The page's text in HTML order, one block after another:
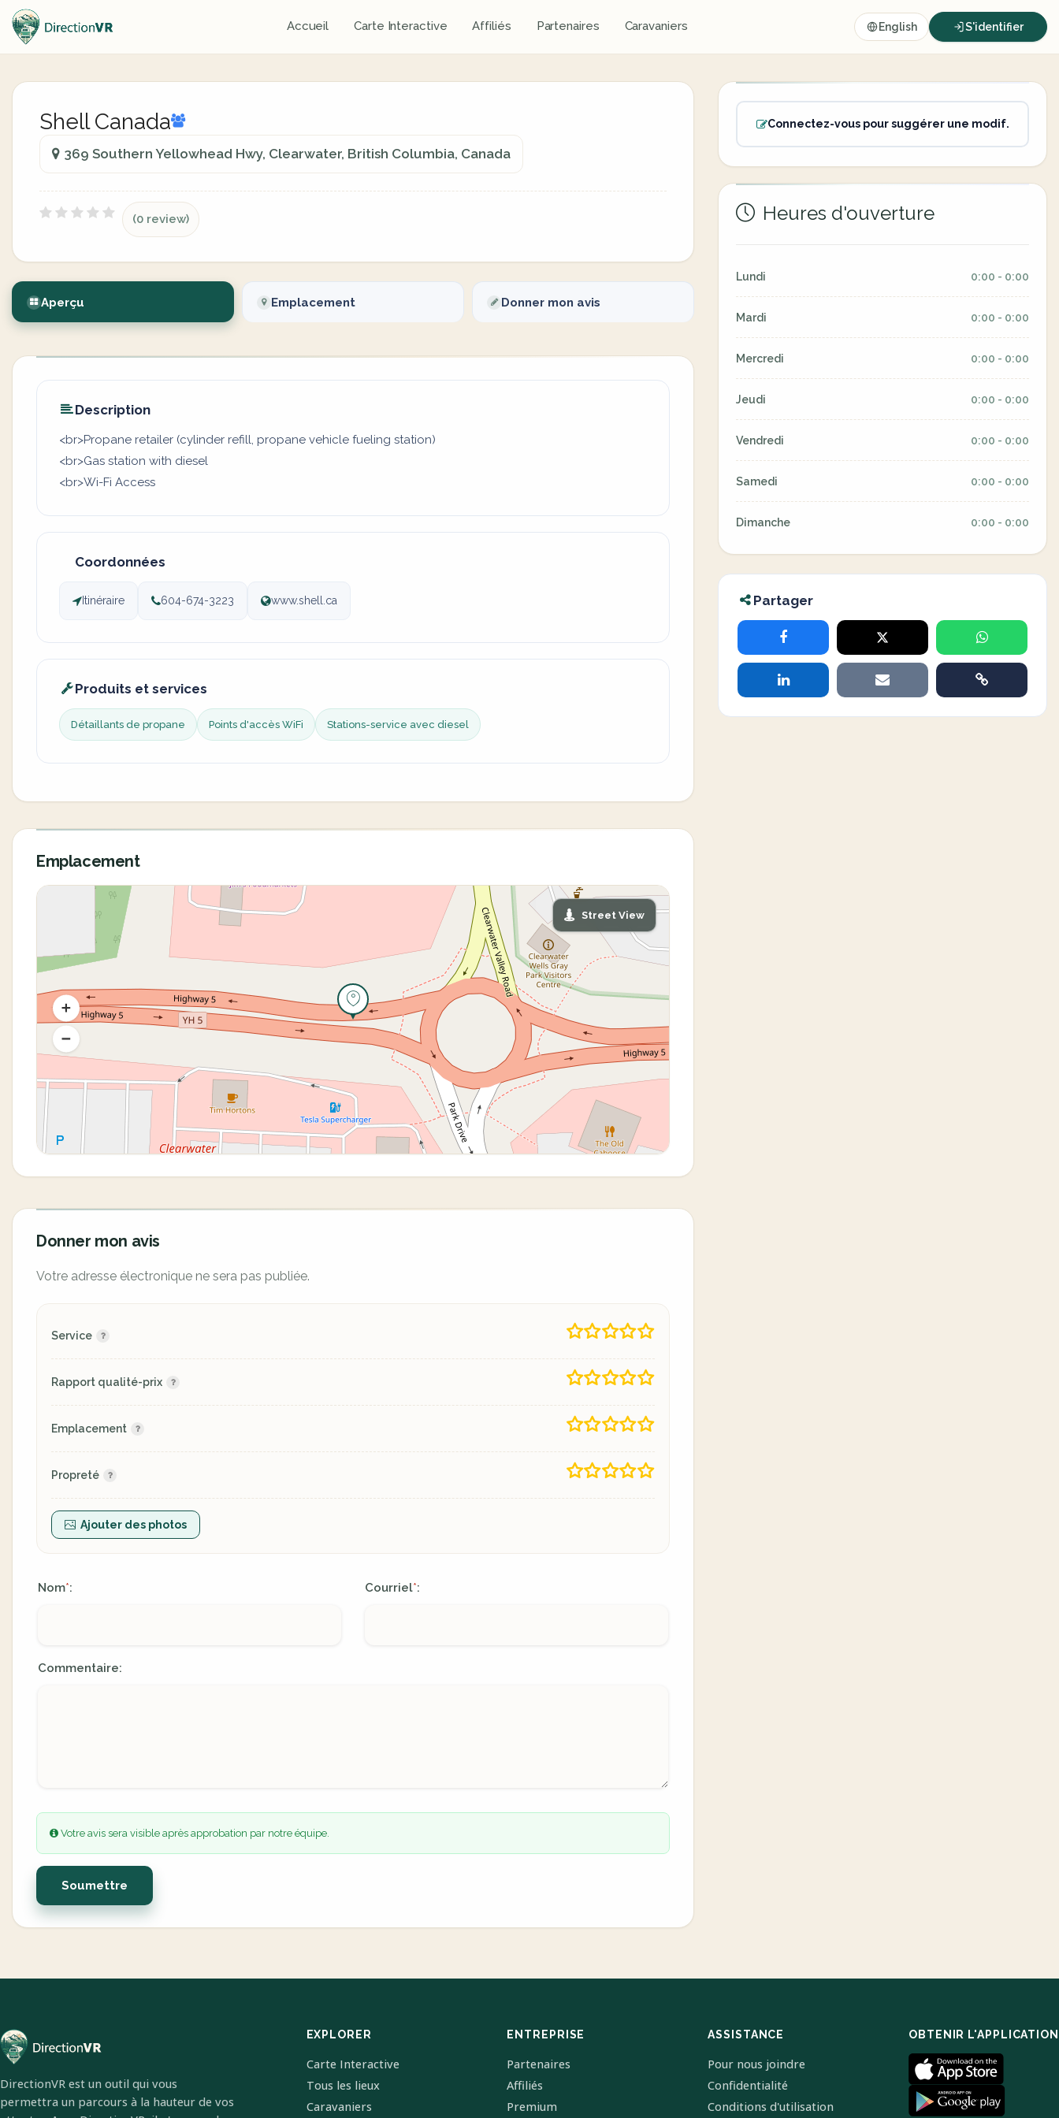
Accueil Carte Interactive Affiliés Partenaires Caravaniers English S'identifier
Shell Canada
369 Southern Yellowhead Hwy, Clearwater, British Columbia, Canada
(0 review)
Aperçu Emplacement Donner mon avis
Description
<br>Propane retailer (cylinder refill, propane vehicle fueling station)
<br>Gas station with diesel
<br>Wi-Fi Access
Coordonnées
Itinéraire 604-674-3223 www.shell.ca
Produits et services
Détaillants de propane Points d'accès WiFi Stations-service avec diesel
Emplacement
Street View
Donner mon avis
Votre adresse électronique ne sera pas publiée.
Service
Rapport qualité-prix
Emplacement
Propreté
Ajouter des photos
Nom*: Courriel*:
Commentaire:
Votre avis sera visible après approbation par notre équipe.
Soumettre
Connectez-vous pour suggérer une modif.
Heures d'ouverture
Lundi 0:00 - 0:00
Mardi 0:00 - 0:00
Mercredi 0:00 - 0:00
Jeudi 0:00 - 0:00
Vendredi 0:00 - 0:00
Samedi 0:00 - 0:00
Dimanche 0:00 - 0:00
Partager
DirectionVR est un outil qui vous
permettra un parcours à la hauteur de vos
EXPLORER
Carte Interactive
Tous les lieux
Caravaniers
ENTREPRISE
Partenaires
Affiliés
Premium
ASSISTANCE
Pour nous joindre
Confidentialité
Conditions d'utilisation
OBTENIR L'APPLICATION